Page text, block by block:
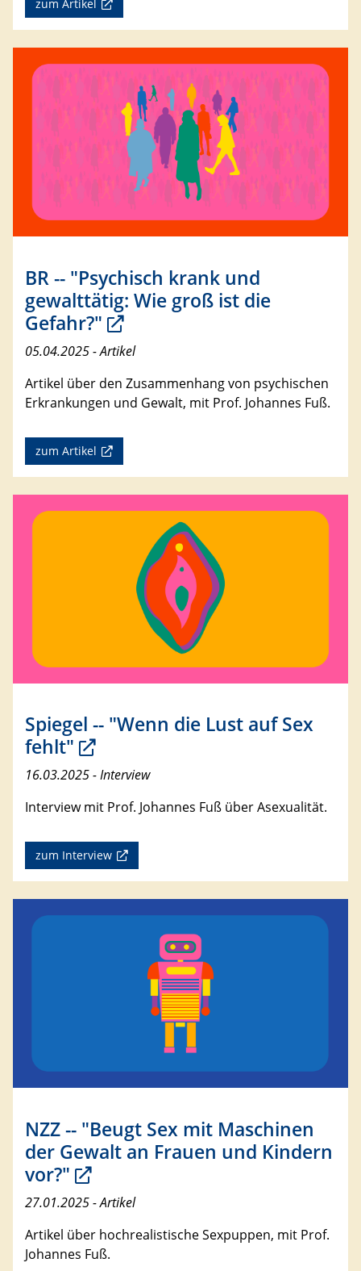
zum Artikel
BR -- "Psychisch krank und
gewalttätig: Wie groß ist die
Gefahr?"
05.04.2025 - Artikel
Artikel über den Zusammenhang von psychischen
Erkrankungen und Gewalt, mit Prof. Johannes Fuß.
zum Artikel
Spiegel -- "Wenn die Lust auf Sex
fehlt"
16.03.2025 - Interview
Interview mit Prof. Johannes Fuß über Asexualität.
zum Interview
NZZ -- "Beugt Sex mit Maschinen
der Gewalt an Frauen und Kindern
vor?"
27.01.2025 - Artikel
Artikel über hochrealistische Sexpuppen, mit Prof.
Johannes Fuß.